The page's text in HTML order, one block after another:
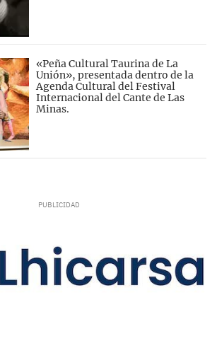
«Peña Cultural Taurina de La
Unión», presentada dentro de la
Agenda Cultural del Festival
Internacional del Cante de Las
Minas.